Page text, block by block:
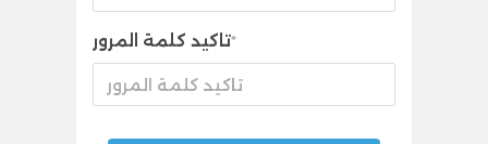
تاكيد كلمة المرور*